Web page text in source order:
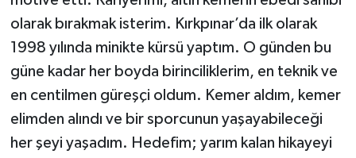
olarak bırakmak isterim. Kırkpınar’da ilk olarak
1998 yılında minikte kürsü yaptım. O günden bu
güne kadar her boyda birinciliklerim, en teknik ve
en centilmen güreşçi oldum. Kemer aldım, kemer
elimden alındı ve bir sporcunun yaşayabileceği
her şeyi yaşadım. Hedefim; yarım kalan hikayeyi